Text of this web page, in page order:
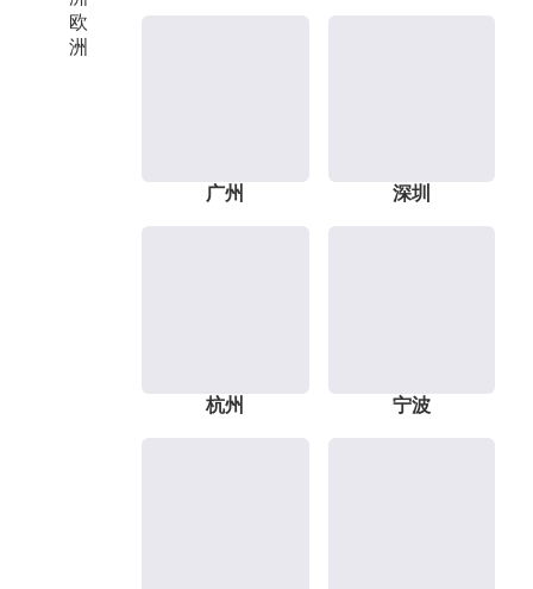
欧
洲
广州 深圳
杭州 宁波